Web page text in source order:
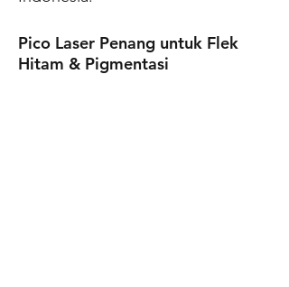
Pico Laser Penang untuk Flek
Hitam & Pigmentasi